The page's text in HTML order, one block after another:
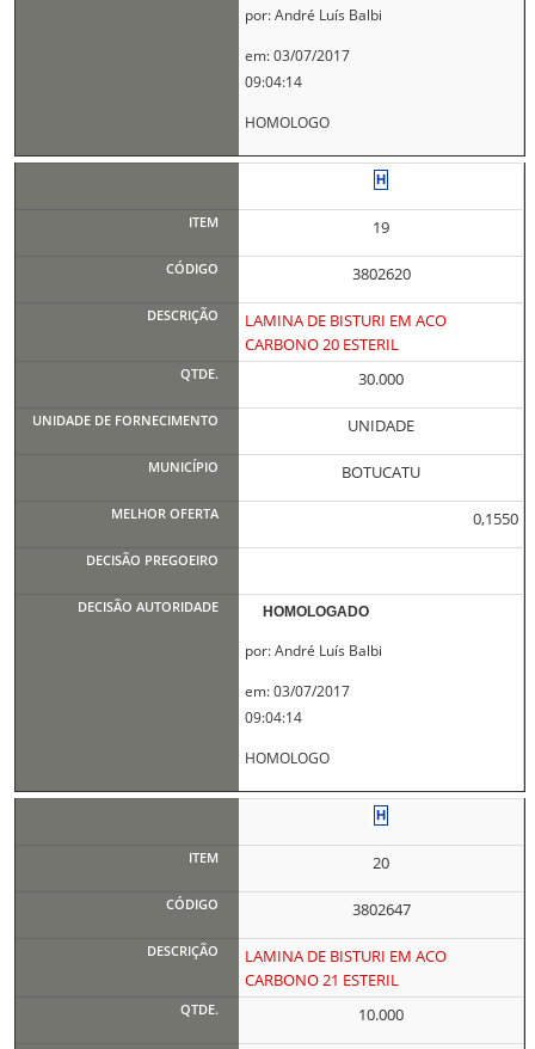
por: André Luís Balbi
em: 03/07/2017
09:04:14
HOMOLOGO
19
3802620
LAMINA DE BISTURI EM ACO
CARBONO 20 ESTERIL
30.000
UNIDADE
BOTUCATU
0,1550
HOMOLOGADO
por: André Luís Balbi
em: 03/07/2017
09:04:14
HOMOLOGO
20
3802647
LAMINA DE BISTURI EM ACO
CARBONO 21 ESTERIL
10.000